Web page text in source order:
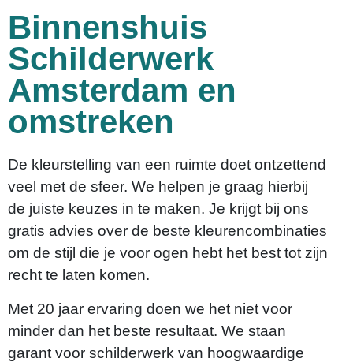
Binnenshuis
Schilderwerk
Amsterdam en
omstreken
De kleurstelling van een ruimte doet ontzettend
veel met de sfeer. We helpen je graag hierbij
de juiste keuzes in te maken. Je krijgt bij ons
gratis advies over de beste kleurencombinaties
om de stijl die je voor ogen hebt het best tot zijn
recht te laten komen.
Met 20 jaar ervaring doen we het niet voor
minder dan het beste resultaat. We staan
garant voor schilderwerk van hoogwaardige